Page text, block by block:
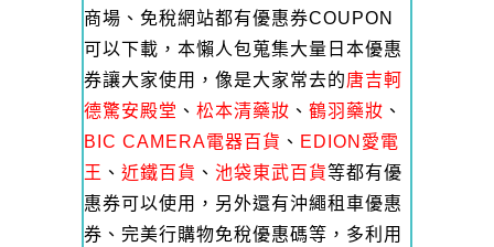
商場、免稅網站都有優惠券COUPON
可以下載，本懶人包蒐集大量日本優惠
券讓大家使用，像是大家常去的唐吉軻
德驚安殿堂 、 松本清藥妝 、 鶴羽藥妝 、
BIC CAMERA電器百貨 、 EDION愛電
王 、 近鐵百貨 、 池袋東武百貨等都有優
惠券可以使用，另外還有沖繩租車優惠
券、完美行購物免稅優惠碼等，多利用